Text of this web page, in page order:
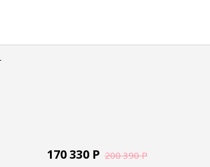
170 330 Р 200 390Р